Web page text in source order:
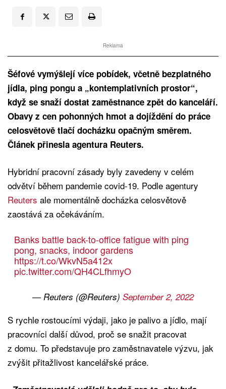
Reklama
Šéfové vymýšlejí více pobídek, včetně bezplatného
jídla, ping pongu a „kontemplativních prostor“,
když se snaží dostat zaměstnance zpět do kanceláří.
Obavy z cen pohonných hmot a dojíždění do práce
celosvětově tlačí docházku opačným směrem.
Článek přinesla agentura Reuters.
Hybridní pracovní zásady byly zavedeny v celém
odvětví během pandemie covid-19. Podle agentury
Reuters ale momentálně docházka celosvětově
zaostává za očekáváním.
Banks battle back-to-office fatigue with ping
pong, snacks, indoor gardens
https://t.co/WkvN5a412x
pic.twitter.com/QH4CLfhmyO
— Reuters (@Reuters) September 2, 2022
S rychle rostoucími výdaji, jako je palivo a jídlo, mají
pracovníci další důvod, proč se snažit pracovat
z domu. To představuje pro zaměstnavatele výzvu, jak
zvýšit přitažlivost kancelářské práce.